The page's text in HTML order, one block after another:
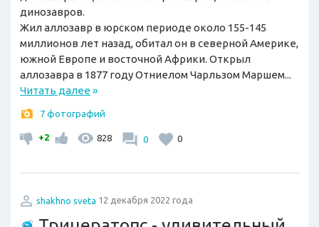
динозавров.
Жил аллозавр в юрском периоде около 155-145
миллионов лет назад, обитал он в северной Америке,
южной Европе и восточной Африки. Открыл
аллозавра в 1877 году Отниелом Чарльзом Маршем...
Читать далее»
7 фотографий
+2 828 0 0
shakhno sveta 12 декабря 2022 года